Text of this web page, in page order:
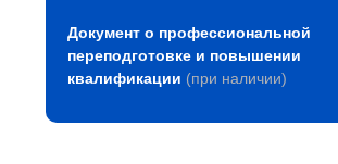
Документ о профессиональной
переподготовке и повышении
квалификации (при наличии)